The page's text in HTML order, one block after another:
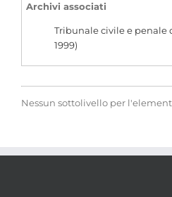
Archivi associati
Tribunale civile e penale
1999)
Nessun sottolivello per